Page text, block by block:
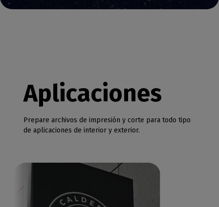
Aplicaciones
Prepare archivos de impresión y corte para todo tipo
de aplicaciones de interior y exterior.